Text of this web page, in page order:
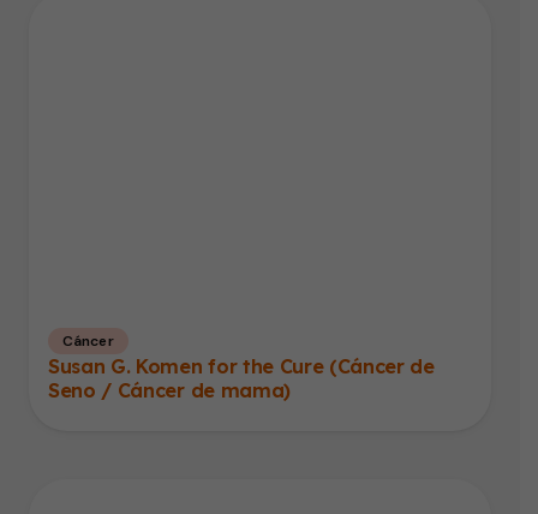
Cáncer
Susan G. Komen for the Cure (Cáncer de
Seno / Cáncer de mama)